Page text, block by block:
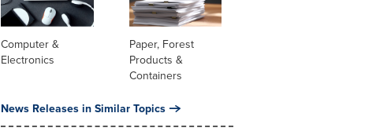
Computer &
Electronics
Paper, Forest
Products &
Containers
News Releases in Similar Topics